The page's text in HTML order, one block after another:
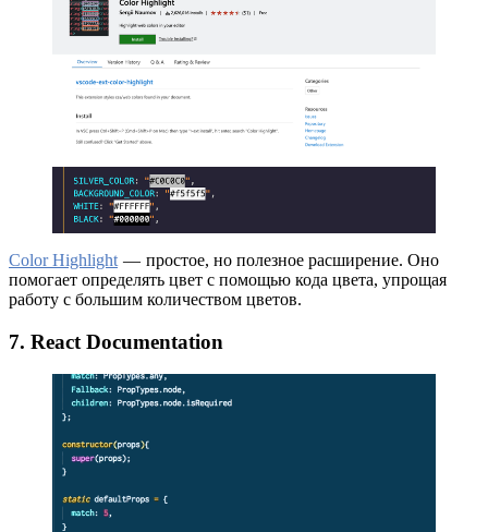
Color Highlight — простое, но полезное расширение. Оно
помогает определять цвет с помощью кода цвета, упрощая
работу с большим количеством цветов.
7. React Documentation